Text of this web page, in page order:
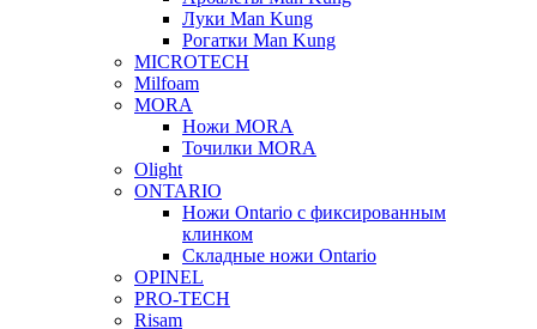
Луки Man Kung
Рогатки Man Kung
MICROTECH
Milfoam
MORA
Ножи MORA
Точилки MORA
Olight
ONTARIO
Ножи Ontario c фиксированным
клинком
Складные ножи Ontario
OPINEL
PRO-TECH
Risam